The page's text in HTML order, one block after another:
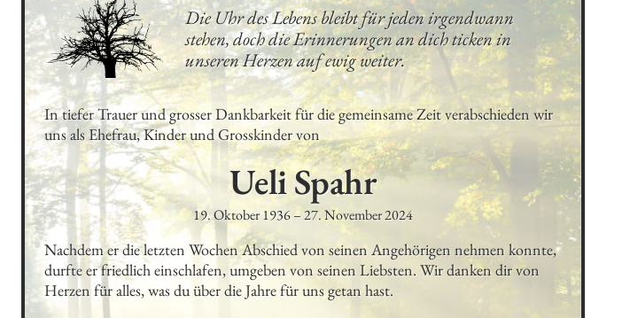
Die Uhr des Lebens bleibt für jeden irgendwann
stehen, doch die Erinnerungen an dich ticken in
unseren Herzen auf ewig weiter.
In tiefer Trauer und grosser Dankbarkeit für die gemeinsame Zeit verabschieden wir
uns als Ehefrau, Kinder und Grosskinder von
UeliSpahr
19. Oktober 1936–27. November 2024
Nachdem er die letzten Wochen Abschied von seinen Angehörigen nehmen konnte,
durfte er friedlich einschlafen, umgeben von seinen Liebsten. Wir danken dir von
Herzen für alles, was du über die Jahre für uns getan hast.